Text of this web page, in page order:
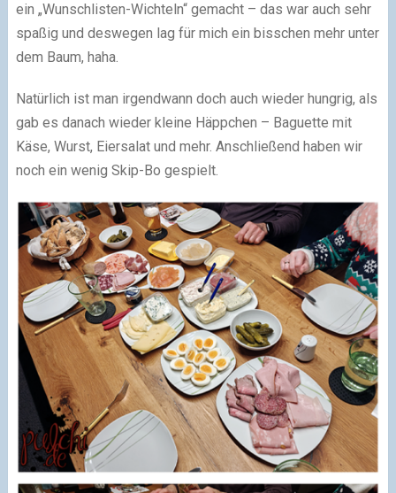
ein „Wunschlisten-Wichteln“ gemacht – das war auch sehr
spaßig und deswegen lag für mich ein bisschen mehr unter
dem Baum, haha.
Natürlich ist man irgendwann doch auch wieder hungrig, als
gab es danach wieder kleine Häppchen – Baguette mit
Käse, Wurst, Eiersalat und mehr. Anschließend haben wir
noch ein wenig Skip-Bo gespielt.